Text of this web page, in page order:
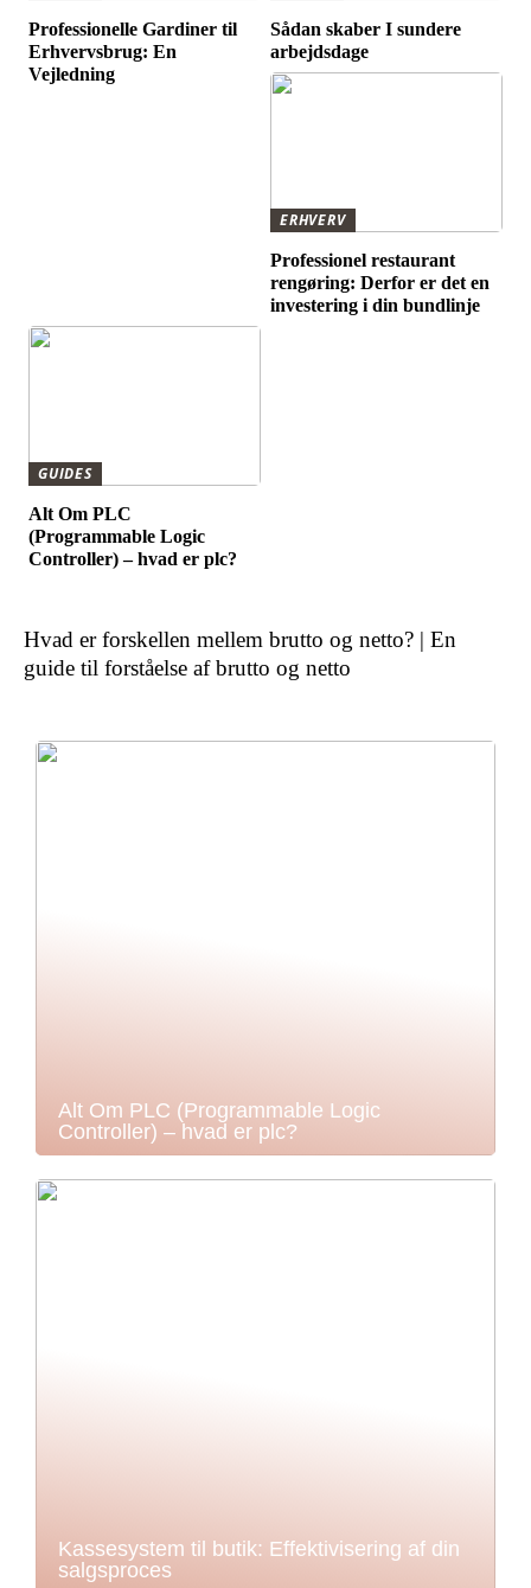
Professionelle Gardiner til
Erhvervsbrug: En
Vejledning
Sådan skaber I sundere
arbejdsdage
ERHVERV
Professionel restaurant
rengøring: Derfor er det en
investering i din bundlinje
GUIDES
Alt Om PLC
(Programmable Logic
Controller) – hvad er plc?
Hvad er forskellen mellem brutto og netto? | En
guide til forståelse af brutto og netto
Alt Om PLC (Programmable Logic
Controller) – hvad er plc?
Kassesystem til butik: Effektivisering af din
salgsproces